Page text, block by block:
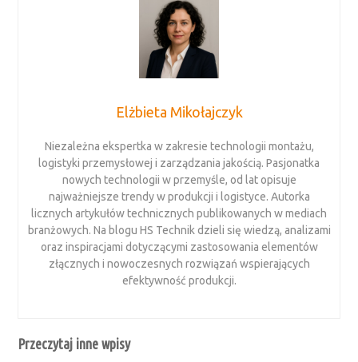
Elżbieta Mikołajczyk
Niezależna ekspertka w zakresie technologii montażu,
logistyki przemysłowej i zarządzania jakością. Pasjonatka
nowych technologii w przemyśle, od lat opisuje
najważniejsze trendy w produkcji i logistyce. Autorka
licznych artykułów technicznych publikowanych w mediach
branżowych. Na blogu HS Technik dzieli się wiedzą, analizami
oraz inspiracjami dotyczącymi zastosowania elementów
złącznych i nowoczesnych rozwiązań wspierających
efektywność produkcji.
Przeczytaj inne wpisy